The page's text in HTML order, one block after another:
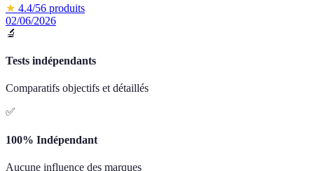
★ 4.4/56 produits
02/06/2026
🔬
Tests indépendants
Comparatifs objectifs et détaillés
✅
100% Indépendant
Aucune influence des marques